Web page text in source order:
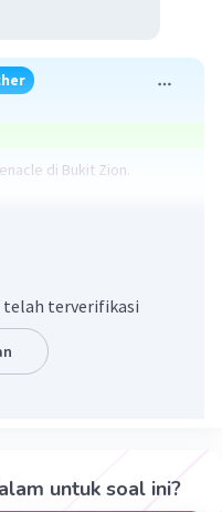
di Bukit Zion.
gereja pertama adalah
dan para rasul-Nya
(dan sakramen Ekaristi
Cenacle di Bukit Zion.
telah terverifikasi
untuk soal ini?